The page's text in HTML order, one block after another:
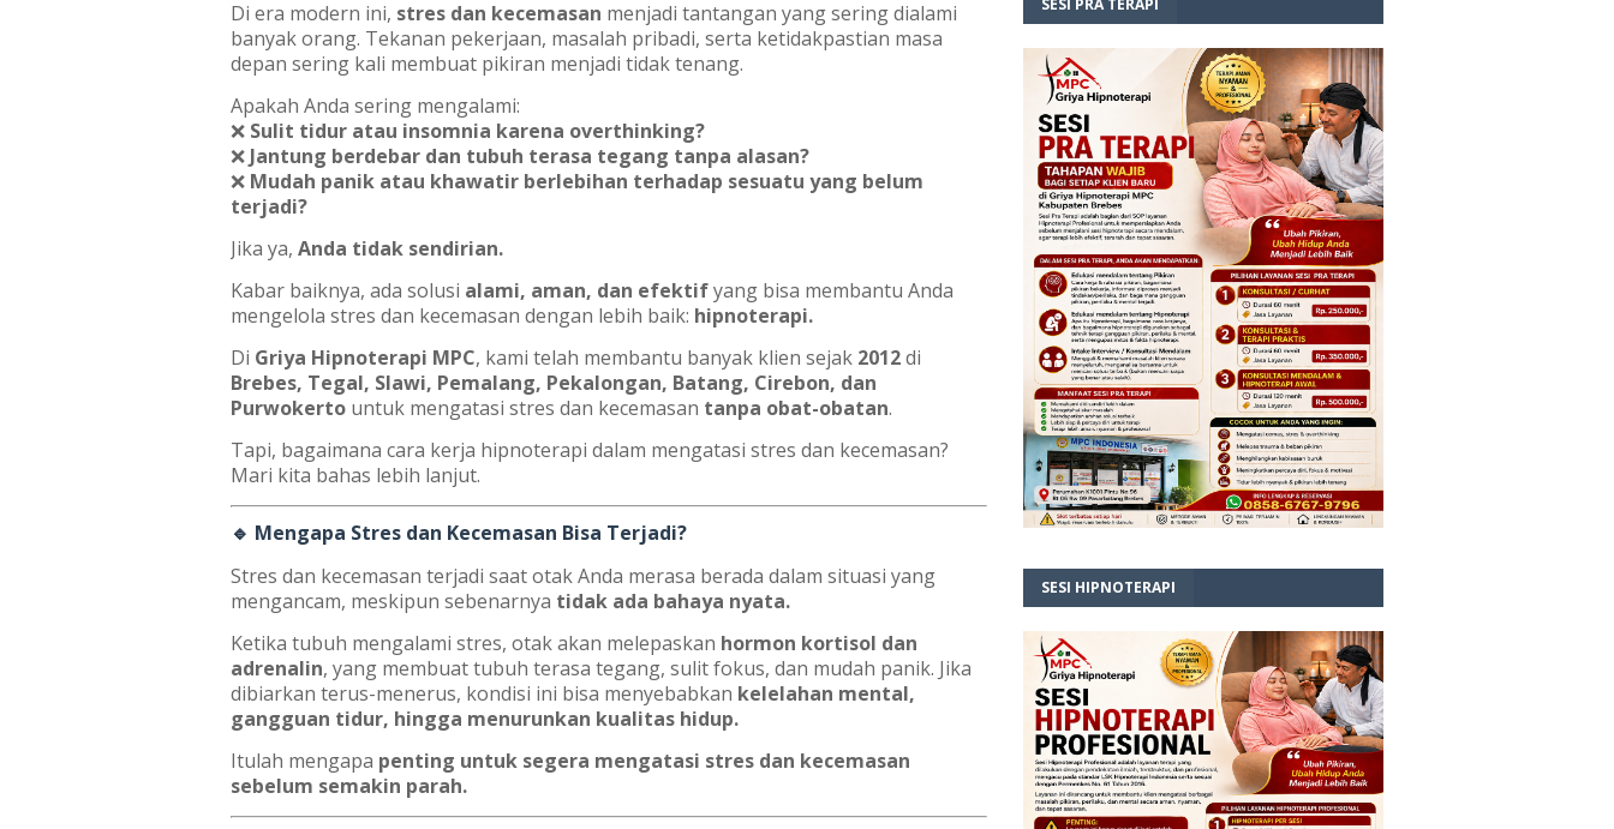
Di era modern ini, stres dan kecemasan menjadi tantangan yang sering dialami
banyak orang. Tekanan pekerjaan, masalah pribadi, serta ketidakpastian masa
depan sering kali membuat pikiran menjadi tidak tenang.
Apakah Anda sering mengalami:
❌ Sulit tidur atau insomnia karena overthinking?
❌ Jantung berdebar dan tubuh terasa tegang tanpa alasan?
❌ Mudah panik atau khawatir berlebihan terhadap sesuatu yang belum
terjadi?
Jika ya, Anda tidak sendirian.
Kabar baiknya, ada solusi alami, aman, dan efektifyang bisa membantu Anda
mengelola stres dan kecemasan dengan lebih baik: hipnoterapi.
Di Griya Hipnoterapi MPC, kami telah membantu banyak klien sejak 2012di
Brebes, Tegal, Slawi, Pemalang, Pekalongan, Batang, Cirebon, dan
Purwokerto untuk mengatasi stres dan kecemasan tanpa obat-obatan.
Tapi, bagaimana cara kerja hipnoterapi dalam mengatasi stres dan kecemasan?
Mari kita bahas lebih lanjut.
🔹 Mengapa Stres dan Kecemasan Bisa Terjadi?
Stres dan kecemasan terjadi saat otak Anda merasa berada dalam situasi yang
mengancam, meskipun sebenarnya tidak ada bahaya nyata.
Ketika tubuh mengalami stres, otak akan melepaskan hormon kortisol dan
adrenalin, yang membuat tubuh terasa tegang, sulit fokus, dan mudah panik. Jika
dibiarkan terus-menerus, kondisi ini bisa menyebabkan kelelahan mental,
gangguan tidur, hingga menurunkan kualitas hidup.
Itulah mengapa penting untuk segera mengatasi stres dan kecemasan
sebelum semakin parah.
SESI PRA TERAPI
SESI HIPNOTERAPI